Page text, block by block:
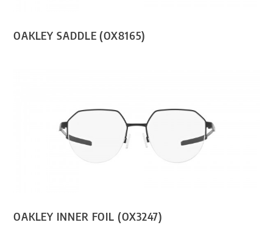
OAKLEY SADDLE (OX8165)
OAKLEY INNER FOIL (OX3247)